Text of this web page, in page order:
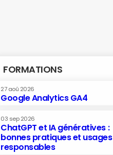
FORMATIONS
27 aoû 2026
Google Analytics GA4
03 sep 2026
ChatGPT et IA génératives :
bonnes pratiques et usages
responsables